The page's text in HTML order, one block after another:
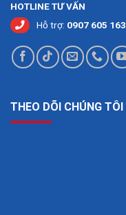
Ngắt kích hoạt tự
động
Trọng lượng, xấp xỉ
HOTLINE TƯ VẤN
Hỗ trợ: 0907 605 163
THEO DÕI CHÚNG TÔI